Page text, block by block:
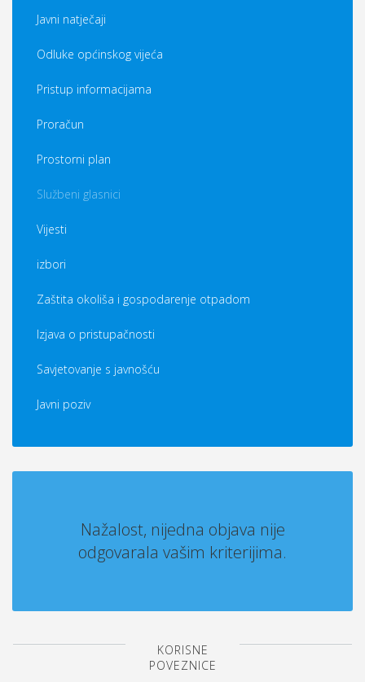
Javni natječaji
Odluke općinskog vijeća
Pristup informacijama
Proračun
Prostorni plan
Službeni glasnici
Vijesti
izbori
Zaštita okoliša i gospodarenje otpadom
Izjava o pristupačnosti
Savjetovanje s javnošću
Javni poziv
Nažalost, nijedna objava nije
odgovarala vašim kriterijima.
KORISNE
POVEZNICE